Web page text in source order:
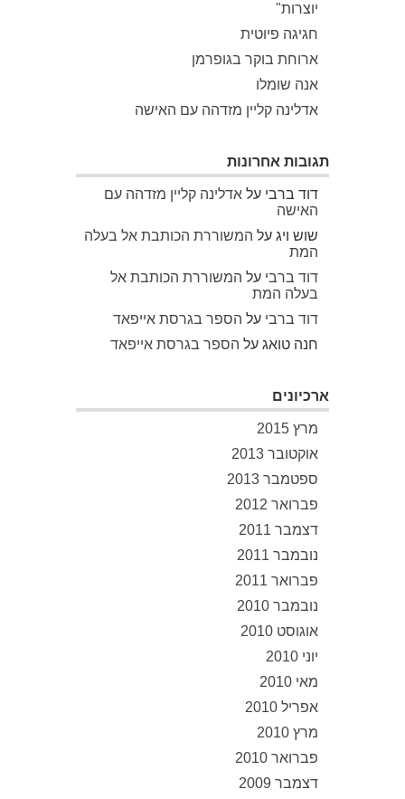
יוצרות"
חגיגה פיוטית
ארוחת בוקר בגופרמן
אנה שומלו
אדלינה קליין מזדהה עם האישה
תגובות אחרונות
דוד ברבי על אדלינה קליין מזדהה עם
האישה
שוש ויג על המשוררת הכותבת אל בעלה
המת
דוד ברבי על המשוררת הכותבת אל
בעלה המת
דוד ברבי על הספר בגרסת אייפאד
חנה טואג על הספר בגרסת אייפאד
ארכיונים
מרץ 2015
אוקטובר 2013
ספטמבר 2013
פברואר 2012
דצמבר 2011
נובמבר 2011
פברואר 2011
נובמבר 2010
אוגוסט 2010
יוני 2010
מאי 2010
אפריל 2010
מרץ 2010
פברואר 2010
דצמבר 2009